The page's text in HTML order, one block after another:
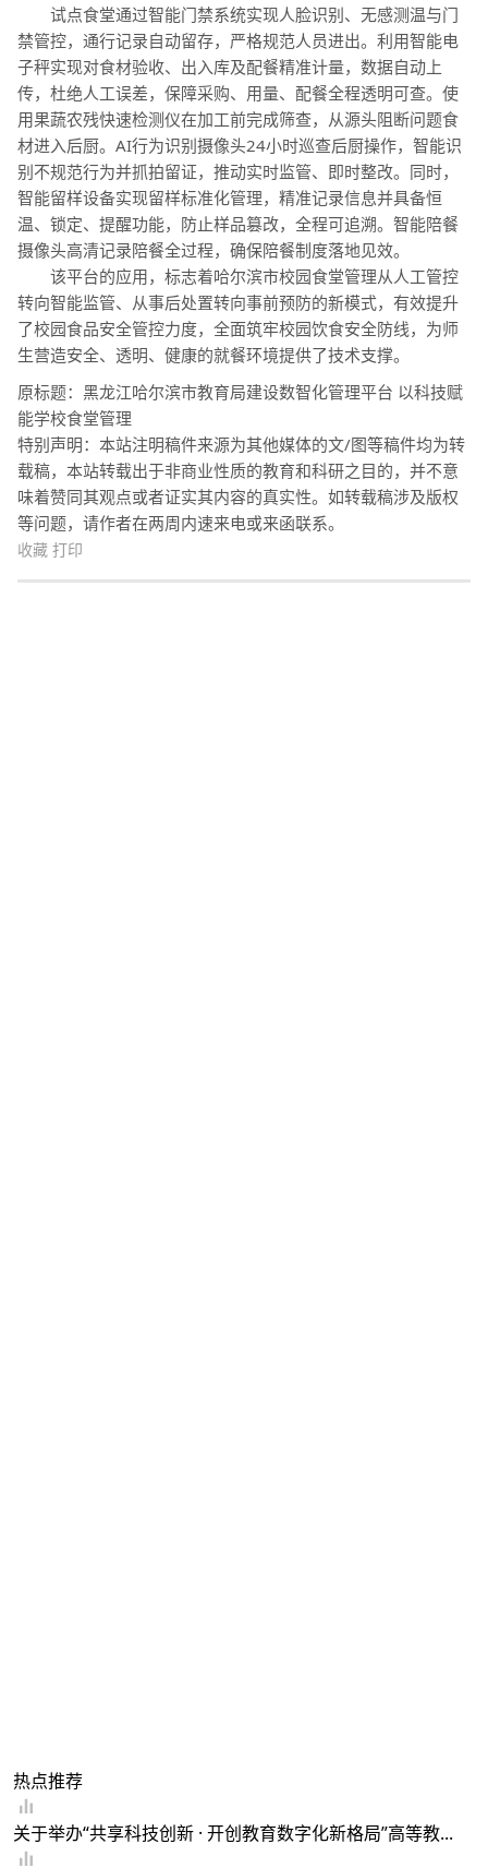
试点食堂通过智能门禁系统实现人脸识别、无感测温与门
禁管控，通行记录自动留存，严格规范人员进出。利用智能电
子秤实现对食材验收、出入库及配餐精准计量，数据自动上
传，杜绝人工误差，保障采购、用量、配餐全程透明可查。使
用果蔬农残快速检测仪在加工前完成筛查，从源头阻断问题食
材进入后厨。AI行为识别摄像头24小时巡查后厨操作，智能识
别不规范行为并抓拍留证，推动实时监管、即时整改。同时，
智能留样设备实现留样标准化管理，精准记录信息并具备恒
温、锁定、提醒功能，防止样品篡改，全程可追溯。智能陪餐
摄像头高清记录陪餐全过程，确保陪餐制度落地见效。
该平台的应用，标志着哈尔滨市校园食堂管理从人工管控
转向智能监管、从事后处置转向事前预防的新模式，有效提升
了校园食品安全管控力度，全面筑牢校园饮食安全防线，为师
生营造安全、透明、健康的就餐环境提供了技术支撑。
原标题：黑龙江哈尔滨市教育局建设数智化管理平台 以科技赋
能学校食堂管理
特别声明：本站注明稿件来源为其他媒体的文/图等稿件均为转
载稿，本站转载出于非商业性质的教育和科研之目的，并不意
味着赞同其观点或者证实其内容的真实性。如转载稿涉及版权
等问题，请作者在两周内速来电或来函联系。
收藏 打印
热点推荐
关于举办“共享科技创新 · 开创教育数字化新格局”高等教...